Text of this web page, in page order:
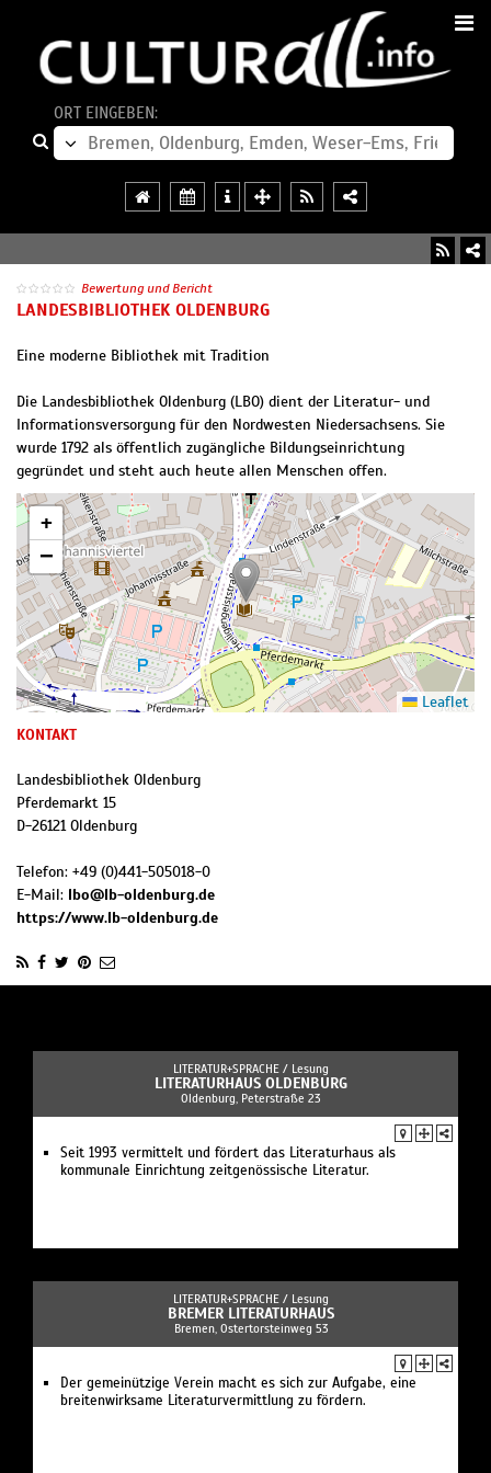
ORT EINGEBEN:
Bewertung und Bericht
LANDESBIBLIOTHEK OLDENBURG
Eine moderne Bibliothek mit Tradition
Die Landesbibliothek Oldenburg (LBO) dient der Literatur- und
Informationsversorgung für den Nordwesten Niedersachsens. Sie
wurde 1792 als öffentlich zugängliche Bildungseinrichtung
gegründet und steht auch heute allen Menschen offen.
+
−
Leaflet
KONTAKT
Landesbibliothek Oldenburg
Pferdemarkt 15
D-26121 Oldenburg
Telefon: +49 (0)441-505018-0
E-Mail: lbo@lb-oldenburg.de
https://www.lb-oldenburg.de
LITERATUR+SPRACHE / Lesung
LITERATURHAUS OLDENBURG
Oldenburg, Peterstraße 23
Seit 1993 vermittelt und fördert das Literaturhaus als
kommunale Einrichtung zeitgenössische Literatur.
LITERATUR+SPRACHE / Lesung
BREMER LITERATURHAUS
Bremen, Ostertorsteinweg 53
Der gemeinützige Verein macht es sich zur Aufgabe, eine
breitenwirksame Literaturvermittlung zu fördern.